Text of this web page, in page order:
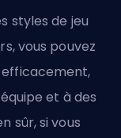
styles de jeu
vous pouvez
et à des
sûr, si vous